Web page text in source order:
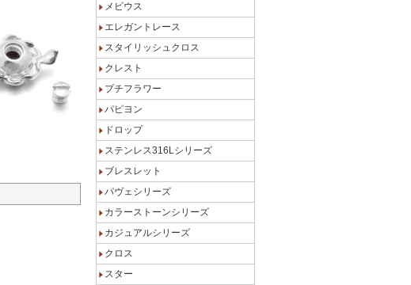
メビウス
エレガントレース
スタイリッシュクロス
クレスト
プチフラワー
パピヨン
ドロップ
ステンレス316Lシリーズ
ブレスレット
パヴェシリーズ
カラーストーンシリーズ
カジュアルシリーズ
クロス
スター